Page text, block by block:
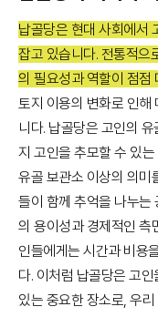
납골당은 현대 사회에서
잡고 있습니다. 전통적으
의 필요성과 역할이 점점
토지 이용의 변화로 인해
니다. 납골당은 고인의
지 고인을 추모할 수 있
유골 보관소 이상의 의미
들이 함께 추억을 나누는
의 용이성과 경제적인 측
인들에게는 시간과 비용
다. 이처럼 납골당은 고
있는 중요한 장소로, 우